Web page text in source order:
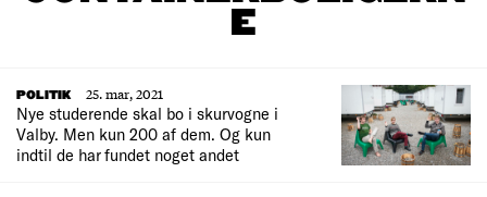
E
POLITIK
25. mar, 2021
Nye studerende skal bo i skurvogne i
Valby. Men kun 200 af dem. Og kun
indtil de har fundet noget andet